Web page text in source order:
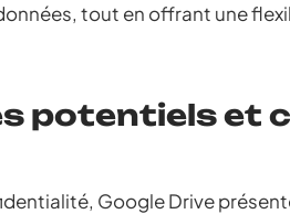
tout en offrant une
potentiels et
Google Drive